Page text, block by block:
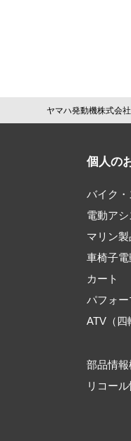
ヤマハ発動機株式会
個人の
バイク
電動ア
マリン製
車椅子電
カート
パフォ
ATV（四
部品情
リコー